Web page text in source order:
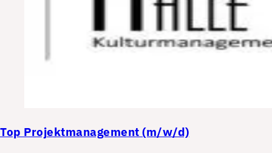
Top Projektmanagement (m/w/d)